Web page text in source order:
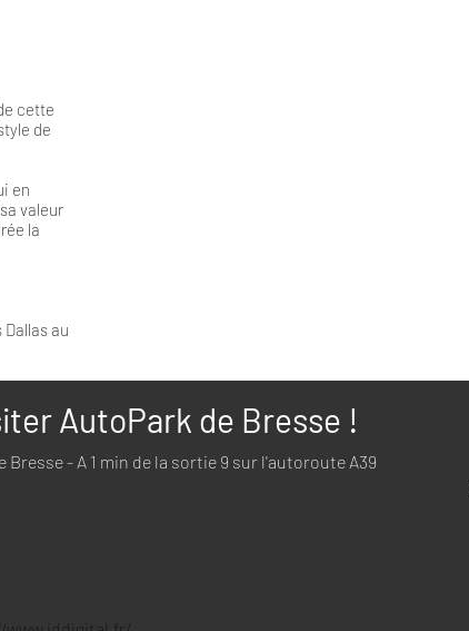
cette
de
en
valeur
la
au
AutoPark de Bresse !
Bresse - A 1 min de la sortie 9 sur l'autoroute A39